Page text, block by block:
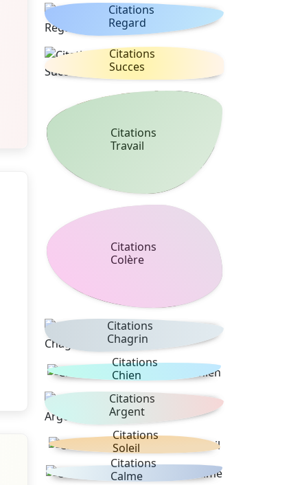
Citations
Regard
Citations
Succes
Citations
Travail
Citations
Colère
Citations
Chagrin
Citations
Chien
Citations
Argent
Citations
Soleil
Citations
Calme